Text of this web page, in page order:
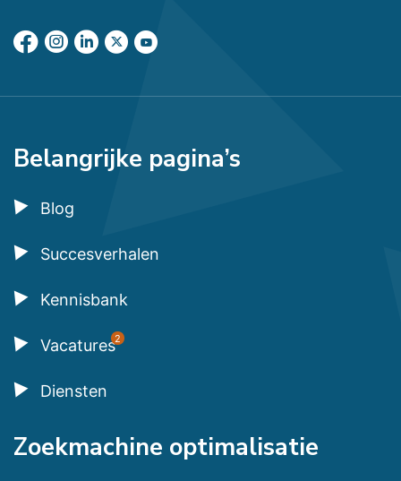
Belangrijke pagina’s
Blog
Succesverhalen
Kennisbank
Vacatures2
Diensten
Zoekmachine optimalisatie